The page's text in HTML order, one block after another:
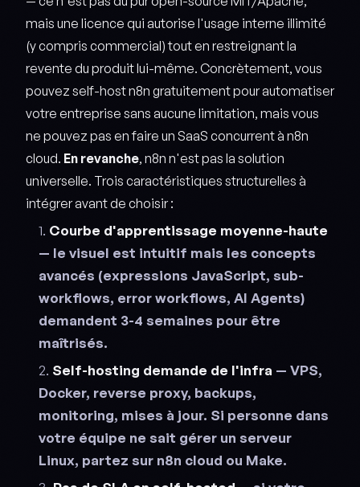
mais une licence qui autorise l'usage interne illimité
(y compris commercial) tout en restreignant la
revente du produit lui-même. Concrètement, vous
pouvez self-host n8n gratuitement pour automatiser
votre entreprise sans aucune limitation, mais vous
ne pouvez pas en faire un SaaS concurrent à n8n
cloud. En revanche, n8n n'est pas la solution
universelle. Trois caractéristiques structurelles à
intégrer avant de choisir :
Courbe d'apprentissage moyenne-haute
— le visuel est intuitif mais les concepts
avancés (expressions JavaScript, sub-
workflows, error workflows, AI Agents)
demandent 3-4 semaines pour être
maîtrisés.
Self-hosting demande de l'infra — VPS,
Docker, reverse proxy, backups,
monitoring, mises à jour. Si personne dans
votre équipe ne sait gérer un serveur
Linux, partez sur n8n cloud ou Make.